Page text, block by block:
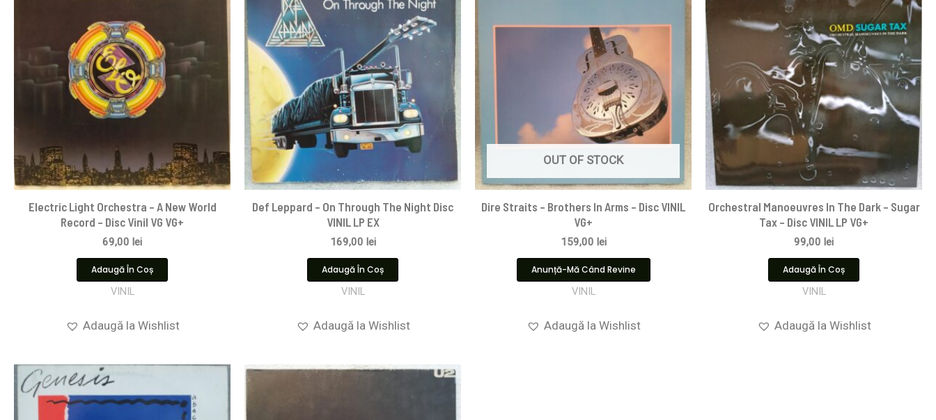
Electric Light Orchestra – A New World
Record – Disc Vinil VG VG+
69,00 lei
Adaugă În Coș
VINIL
Adaugă la Wishlist
Def Leppard – On Through The Night Disc
VINIL LP EX
169,00 lei
Adaugă În Coș
VINIL
Adaugă la Wishlist
OUT OF STOCK
Dire Straits ‎– Brothers In Arms – Disc VINIL
VG+
159,00 lei
Anunță-Mă Când Revine
VINIL
Adaugă la Wishlist
Orchestral Manoeuvres In The Dark – Sugar
Tax – Disc VINIL LP VG+
99,00 lei
Adaugă În Coș
VINIL
Adaugă la Wishlist